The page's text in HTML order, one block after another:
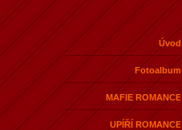
Úvod
Fotoalbum
MAFIE ROMANCE
UPÍŘÍ ROMANCE